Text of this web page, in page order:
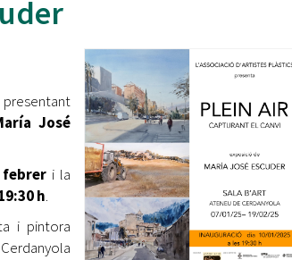
Retiment de
Accés a
Dades Obertes
Catàleg de
de
el
Entitats
Equipaments
Mercats Municipals
Webs Municipals
José
i la
h.
i pintora